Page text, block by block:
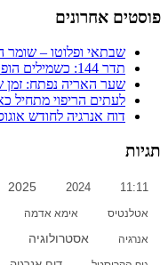
פוסטים אחרונים
שבתאי ופלוטו – שומר
תדר 144: כשמילים הופכות לגורל
שער האריה נפתח: זמן
לעתים הריפוי מתחיל
דוח אנרגיה לחודש
תגיות
11:11
2024
2025
אטלנטיס אימא אדמה
אנרגיה אסטרולוגיה